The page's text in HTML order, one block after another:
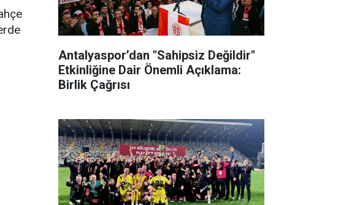
Antalyaspor’dan "Sahipsiz Değildir"
Etkinliğine Dair Önemli Açıklama:
Birlik Çağrısı